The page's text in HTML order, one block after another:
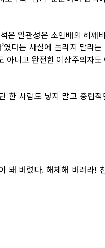
은 일관성은 소인배의 허깨
였다는 사실에 놀라지 말라
니고 완전한 이상주의자
한 사람도 넣지 말고 중립
돼 버렸다. 해체해 버려라!